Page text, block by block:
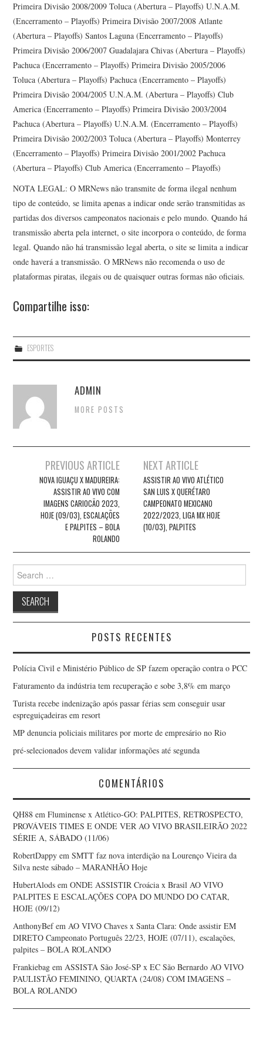
Primeira Divisão 2008/2009 Toluca (Abertura – Playoffs) U.N.A.M.
(Encerramento – Playoffs) Primeira Divisão 2007/2008 Atlante
(Abertura – Playoffs) Santos Laguna (Encerramento – Playoffs)
Primeira Divisão 2006/2007 Guadalajara Chivas (Abertura – Playoffs)
Pachuca (Encerramento – Playoffs) Primeira Divisão 2005/2006
Toluca (Abertura – Playoffs) Pachuca (Encerramento – Playoffs)
Primeira Divisão 2004/2005 U.N.A.M. (Abertura – Playoffs) Club
America (Encerramento – Playoffs) Primeira Divisão 2003/2004
Pachuca (Abertura – Playoffs) U.N.A.M. (Encerramento – Playoffs)
Primeira Divisão 2002/2003 Toluca (Abertura – Playoffs) Monterrey
(Encerramento – Playoffs) Primeira Divisão 2001/2002 Pachuca
(Abertura – Playoffs) Club America (Encerramento – Playoffs)
NOTA LEGAL: O MRNews não transmite de forma ilegal nenhum
tipo de conteúdo, se limita apenas a indicar onde serão transmitidas as
partidas dos diversos campeonatos nacionais e pelo mundo. Quando há
transmissão aberta pela internet, o site incorpora o conteúdo, de forma
legal. Quando não há transmissão legal aberta, o site se limita a indicar
onde haverá a transmissão. O MRNews não recomenda o uso de
plataformas piratas, ilegais ou de quaisquer outras formas não oficiais.
Compartilhe isso:
ESPORTES
ADMIN
MORE POSTS
navigation
PREVIOUS ARTICLE
NOVA IGUAÇU X MADUREIRA:
ASSISTIR AO VIVO COM
IMAGENS CARIOCÃO 2023,
HOJE (09/03), ESCALAÇÕES
E PALPITES – BOLA
ROLANDO
NEXT ARTICLE
ASSISTIR AO VIVO ATLÉTICO
SAN LUIS X QUERÉTARO
CAMPEONATO MEXICANO
2022/2023, LIGA MX HOJE
(10/03), PALPITES
Search
for:
POSTS RECENTES
Polícia Civil e Ministério Público de SP fazem operação contra o PCC
Faturamento da indústria tem recuperação e sobe 3,8% em março
Turista recebe indenização após passar férias sem conseguir usar
espreguiçadeiras em resort
MP denuncia policiais militares por morte de empresário no Rio
pré-selecionados devem validar informações até segunda
COMENTÁRIOS
QH88 emFluminense x Atlético-GO: PALPITES, RETROSPECTO,
PROVÁVEIS TIMES E ONDE VER AO VIVO BRASILEIRÃO 2022
SÉRIE A, SÁBADO (11/06)
RobertDappy emSMTT faz nova interdição na Lourenço Vieira da
Silva neste sábado – MARANHÃO Hoje
HubertAlods emONDE ASSISTIR Croácia x Brasil AO VIVO
PALPITES E ESCALAÇÕES COPA DO MUNDO DO CATAR,
HOJE (09/12)
AnthonyBefemAO VIVO Chaves x Santa Clara: Onde assistir EM
DIRETO Campeonato Português 22/23, HOJE (07/11), escalações,
palpites – BOLA ROLANDO
Frankiebag emASSISTA São José-SP x EC São Bernardo AO VIVO
PAULISTÃO FEMININO, QUARTA (24/08) COM IMAGENS –
BOLA ROLANDO